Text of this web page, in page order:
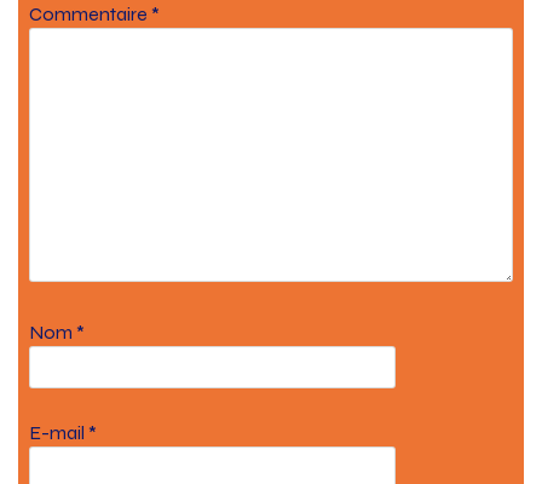
Commentaire *
Nom *
E-mail *